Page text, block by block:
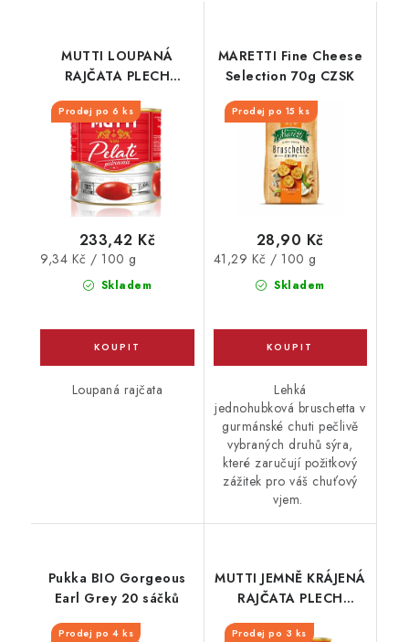
MUTTI LOUPANÁ
RAJČATA PLECH
2500G
Prodej po 6 ks
Skladem
233,42 Kč
Měrná
9,34 Kč / 100 g
Loupaná rajčata
MARETTI Fine Cheese
Selection 70g CZSK
Prodej po 15 ks
Skladem
28,90 Kč
Měrná
41,29 Kč / 100 g
Lehká
jednohubková bruschetta v
gurmánské chuti pečlivě
vybraných druhů sýra,
které zaručují požitkový
zážitek pro váš chuťový
vjem.
Pukka BIO Gorgeous
Earl Grey 20 sáčků
Prodej po 4 ks
MUTTI JEMNĚ KRÁJENÁ
RAJČATA PLECH
2500G
Prodej po 3 ks